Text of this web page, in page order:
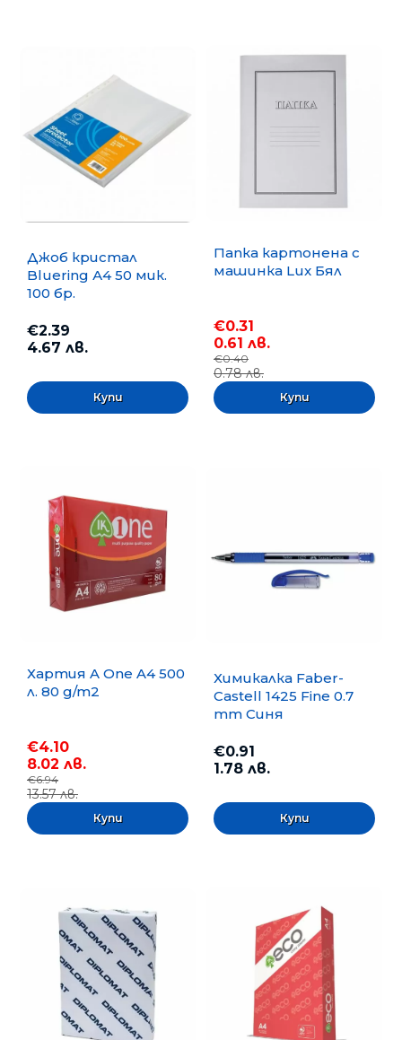
Джоб кристал
Bluering А4 50 мик.
100 бр.
€2.39
4.67 лв.
Папка картонена с
машинка Lux Бял
€0.31
0.61 лв.
€0.40
0.78 лв.
Хартия A One A4 500
л. 80 g/m2
€4.10
8.02 лв.
€6.94
13.57 лв.
Химикалка Faber-
Castell 1425 Fine 0.7
mm Синя
€0.91
1.78 лв.